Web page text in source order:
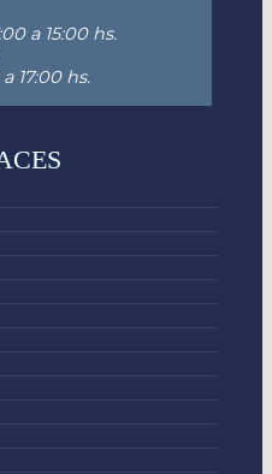
a 15:00 hs.
17:00 hs.